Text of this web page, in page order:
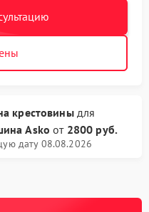
крестовиныдля
Asko от 2800 руб.
дату 08.08.2026